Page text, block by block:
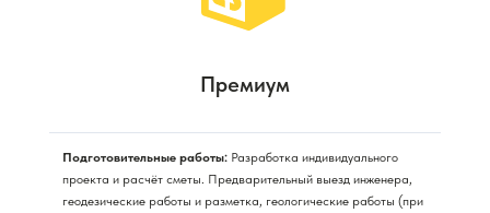
Премиум
Подготовительные работы: Разработка индивидуального
проекта и расчёт сметы. Предварительный выезд инженера,
геодезические работы и разметка, геологические работы (при